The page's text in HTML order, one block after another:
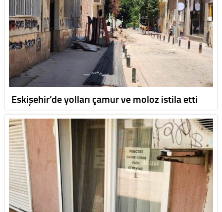
Eskişehir’de yolları çamur ve moloz istila etti